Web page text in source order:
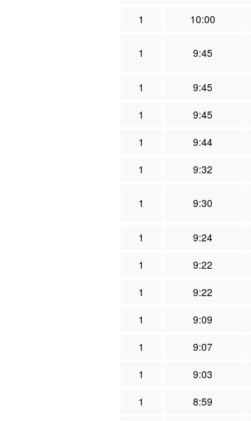
1
10:00
1 9:45
1
9:45
1
9:45
1
9:44
1
9:32
1 9:30
1
9:24
1
9:22
1
9:22
1
9:09
1
9:07
1
9:03
1
8:59